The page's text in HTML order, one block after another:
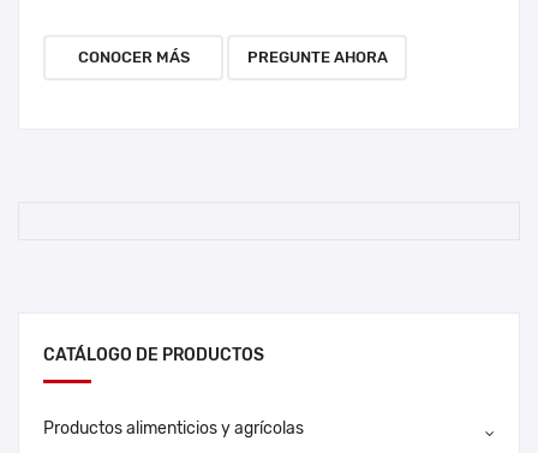
CATÁLOGO DE PRODUCTOS
Productos alimenticios y agrícolas
CONOCER MÁS PREGUNTE AHORA